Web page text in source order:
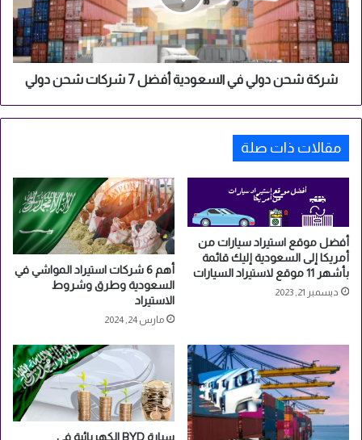
أفضل
7
شركات
شحن
دوليشركة شحن دولي في السعودية أفضل 7 شركات شحن دولي
مقالات ذات صلة
أفضل موقع استيراد سيارات من
أمريكا إلى السعودية إليك قائمة
بأشهر 11 موقع لاستيراد السيارات
ديسمبر 21, 2023
أهم 6 شركات استيراد المواشي في
السعودية وطرق وشروط
الاستيراد
مارس 24, 2024
سيارة BYD الكهربائية في